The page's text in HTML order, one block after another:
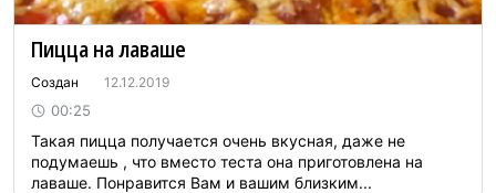
Пицца на лаваше
Создан 12.12.2019
00:25
Такая пицца получается очень вкусная, даже не
подумаешь , что вместо теста она приготовлена на
лаваше. Понравится Вам и вашим близким...